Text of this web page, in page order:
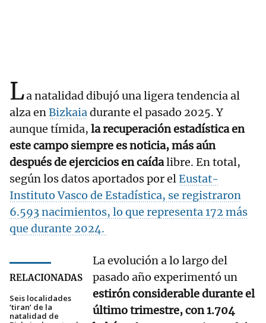
La natalidad dibujó una ligera tendencia al
alza enBizkaiadurante el pasado 2025. Y
aunque tímida, la recuperación estadística en
este campo siempre es noticia, más aún
después de ejercicios en caídalibre. En total,
según los datos aportados por elEustat-
Instituto Vasco de Estadística, se registraron
6.593 nacimientos, lo que representa 172 más
que durante 2024.
RELACIONADAS
Seis localidades
‘tiran’ de la
natalidad de
La evolución a lo largo del
pasado año experimentó un
estirón considerable durante el
último trimestre, con 1.704